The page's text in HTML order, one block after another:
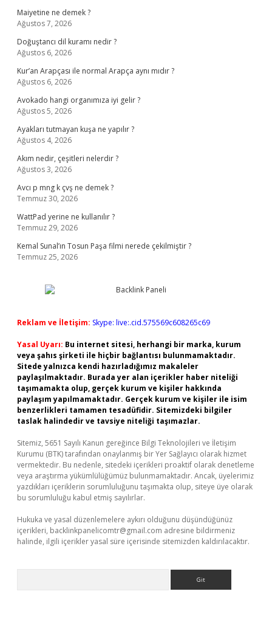
Maiyetine ne demek ?
Ağustos 7, 2026
Doğuştancı dil kuramı nedir ?
Ağustos 6, 2026
Kur’an Arapçası ile normal Arapça aynı mıdır ?
Ağustos 6, 2026
Avokado hangi organımıza iyi gelir ?
Ağustos 5, 2026
Ayakları tutmayan kuşa ne yapılır ?
Ağustos 4, 2026
Akım nedir, çeşitleri nelerdir ?
Ağustos 3, 2026
Avcı p mng k çvş ne demek ?
Temmuz 30, 2026
WattPad yerine ne kullanılır ?
Temmuz 29, 2026
Kemal Sunal’ın Tosun Paşa filmi nerede çekilmiştir ?
Temmuz 25, 2026
Reklam ve İletişim: Skype: live:.cid.575569c608265c69
Yasal Uyarı: Bu internet sitesi, herhangi bir marka, kurum
veya şahıs şirketi ile hiçbir bağlantısı bulunmamaktadır.
Sitede yalnızca kendi hazırladığımız makaleler
paylaşılmaktadır. Burada yer alan içerikler haber niteliği
taşımamakta olup, gerçek kurum ve kişiler hakkında
paylaşım yapılmamaktadır. Gerçek kurum ve kişiler ile isim
benzerlikleri tamamen tesadüfidir. Sitemizdeki bilgiler
taslak halindedir ve tavsiye niteliği taşımazlar.
Sitemiz, 5651 Sayılı Kanun gereğince Bilgi Teknolojileri ve İletişim
Kurumu (BTK) tarafından onaylanmış bir Yer Sağlayıcı olarak hizmet
vermektedir. Bu nedenle, sitedeki içerikleri proaktif olarak denetleme
veya araştırma yükümlülüğümüz bulunmamaktadır. Ancak, üyelerimiz
yazdıkları içeriklerin sorumluluğunu taşımakta olup, siteye üye olarak
bu sorumluluğu kabul etmiş sayılırlar.
Hukuka ve yasal düzenlemelere aykırı olduğunu düşündüğünüz
içerikleri, backlinkpanelicomtr@gmail.com adresine bildirmeniz
halinde, ilgili içerikler yasal süre içerisinde sitemizden kaldırılacaktır.